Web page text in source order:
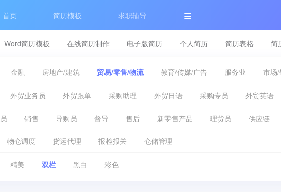
首页 简历模板 求职辅导
Word简历模板 在线简历制作 电子版简历 个人简历 简历表格 简
金融 房地产/建筑 贸易/零售/物流 教育/传媒/广告 服务业 市场/
外贸业务员 外贸跟单 采购助理 外贸日语 采购专员 外贸英语
销售 导购员 督导 售后 新零售产品 理货员 供应链
物仓调度 货运代理 报检报关 仓储管理
精美 双栏 黑白 彩色